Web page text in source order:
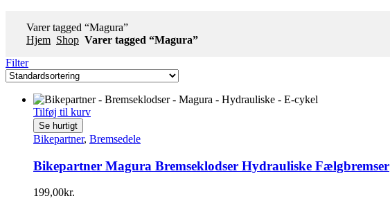
Varer tagged “Magura”
Hjem Shop Varer tagged “Magura”
Filter
Tilføj til kurv
Se hurtigt
Bikepartner, Bremsedele
Bikepartner Magura Bremseklodser Hydrauliske Fælgbremser
199,00kr.